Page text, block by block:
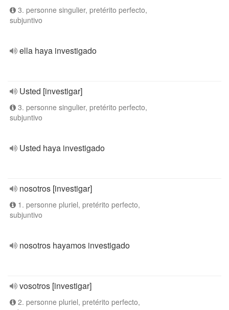
3. personne singulier, pretérito perfecto,
subjuntivo
ella haya investigado
Usted [investigar]
3. personne singulier, pretérito perfecto,
subjuntivo
Usted haya investigado
nosotros [investigar]
1. personne pluriel, pretérito perfecto,
subjuntivo
nosotros hayamos investigado
vosotros [investigar]
2. personne pluriel, pretérito perfecto,